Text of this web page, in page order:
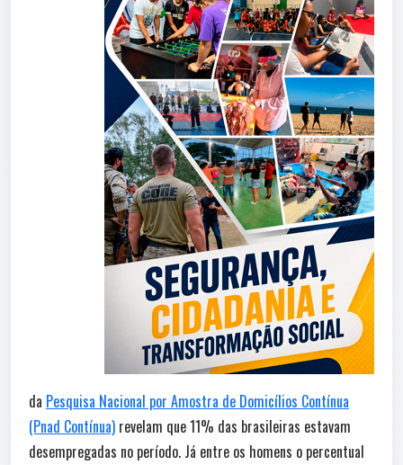
da Pesquisa Nacional por Amostra de Domicílios Contínua
(Pnad Contínua) revelam que 11% das brasileiras estavam
desempregadas no período. Já entre os homens o percentual